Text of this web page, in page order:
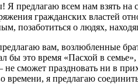
Я предлагаю всем нам взять
гражданских властей
позаботиться о людях,
вам, возлюбленные
бы это время «Пасхой в
не сможет праздновать ни в
времени, я предлагаю